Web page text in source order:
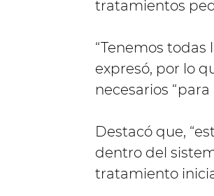
tratamientos
“Tenemos
expresó, por lo
necesarios
Destacó que,
dentro del
tratamiento